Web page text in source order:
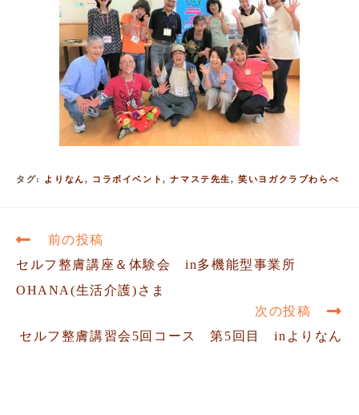
タグ: よりなん, コラボイベント, ナマステ先生, 笑いヨガクラブわらべ
前の投稿
セルフ整膚講座＆体験会 in多機能型事業所
OHANA(生活介護)さま
次の投稿
セルフ整膚講習会5回コース 第5回目 inよりなん